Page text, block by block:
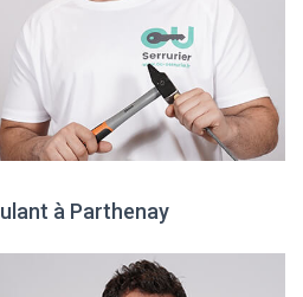
à Parthenay